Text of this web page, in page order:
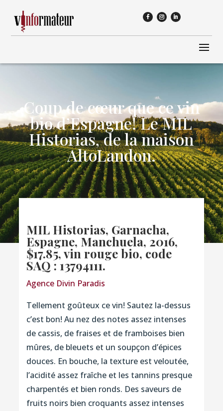
Coup de cœur que ce vin
bio d’Espagne! Le MIL
Historias, de la maison
AltoLandon.
MIL Historias, Garnacha,
Espagne, Manchuela, 2016,
$17.85, vin rouge bio,code
SAQ : 13794111.
Agence Divin Paradis
Tellement goûteux ce vin! Sautez la-dessus
c’est bon! Au nez des notes assez intenses
de cassis, de fraises et de framboises bien
mûres, de bleuets et un soupçon d’épices
douces. En bouche, la texture est veloutée,
l’acidité assez fraîche et les tannins presque
charpentés et bien ronds. Des saveurs de
fruits noirs bien croquants assez intenses